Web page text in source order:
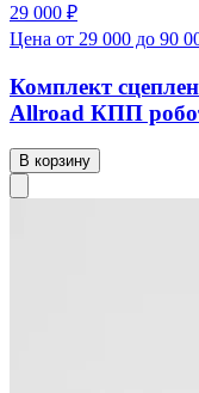
29 000 ₽
Цена от 29 000 до 90
Комплект
Allroad КПП
В корзину